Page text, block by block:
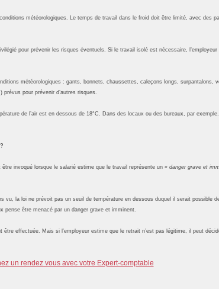
météorologiques. Le temps de travail dans le froid doit être limité, avec des
pour prévenir les risques éventuels. Si le travail isolé est nécessaire,
météorologiques : gants, bonnets, chaussettes, caleçons longs,
pour prévenir d’autres risques.
de l’air est en dessous de 18°C. Dans des locaux ou des bureaux, par
invoqué lorsque le salarié estime que le travail représente un« danger grave et
vu, la loi ne prévoit pas un seuil de température en dessous duquel il serait possible
pense être menacé par un danger grave et imminent.
être effectuée. Mais si l’employeur estime que le retrait n’est pas légitime, il peut
un rendez vous avec votre Expert-comptable